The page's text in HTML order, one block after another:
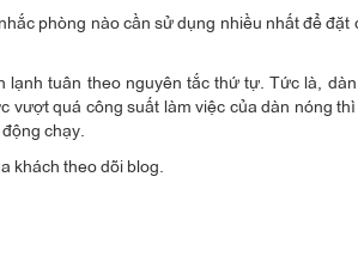
phòng nào cần sử dụng nhiều nhất để đặt
tuân theo nguyên tắc thứ tự. Tức là,
quá công suất làm việc của dàn nóng
chạy.
khách theo dõi blog.